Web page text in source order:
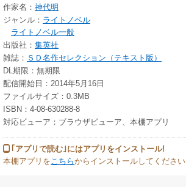
作家名： 神代明
ジャンル： ライトノベル
ライトノベル一般
出版社： 集英社
雑誌： ＳＤ名作セレクション（テキスト版）
DL期限：無期限
配信開始日：2014年5月16日
ファイルサイズ：0.3MB
ISBN：4-08-630288-8
対応ビューア：ブラウザビューア、本棚アプリ
｢アプリで読む｣にはアプリをインストール!
本棚アプリをこちらからインストールしてください